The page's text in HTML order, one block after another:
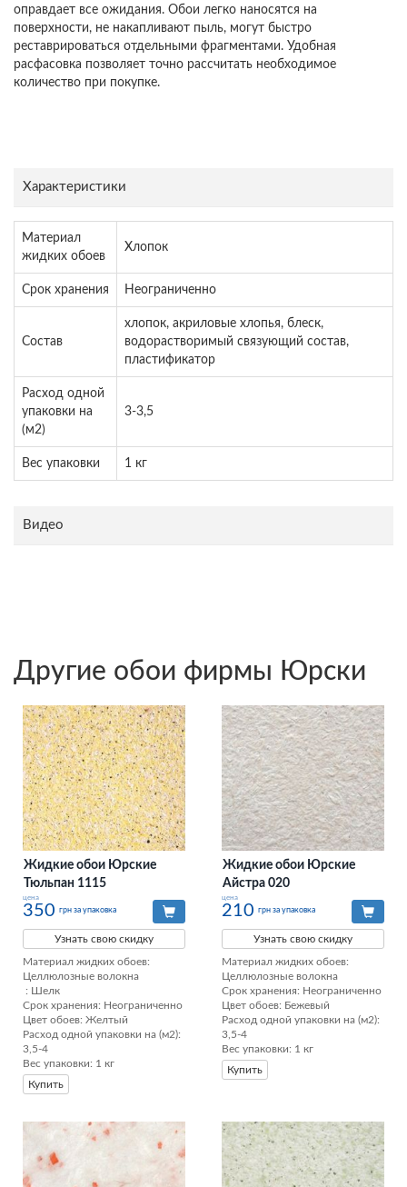
оправдает все ожидания. Обои легко наносятся на
поверхности, не накапливают пыль, могут быстро
реставрироваться отдельными фрагментами. Удобная
расфасовка позволяет точно рассчитать необходимое
количество при покупке.
Характеристики
Материал
жидких обоев
Хлопок
Срок хранения Неограниченно
Состав
хлопок, акриловые хлопья, блеск,
водорастворимый связующий состав,
пластификатор
Расход одной
упаковки на
(м2)
3-3,5
Вес упаковки 1 кг
Видео
Другие обои фирмы Юрски
Жидкие обои Юрские
Тюльпан 1115
цена
350 грн за упаковка
Узнать свою скидку
Материал жидких обоев:
Целлюлозные волокна
: Шелк
Срок хранения: Неограниченно
Цвет обоев: Желтый
Расход одной упаковки на (м2):
3,5-4
Вес упаковки: 1 кг
Купить
Жидкие обои Юрские
Айстра 020
цена
210 грн за упаковка
Узнать свою скидку
Материал жидких обоев:
Целлюлозные волокна
Срок хранения: Неограниченно
Цвет обоев: Бежевый
Расход одной упаковки на (м2):
3,5-4
Вес упаковки: 1 кг
Купить